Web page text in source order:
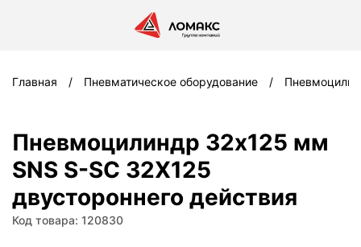
Главная Пневматическое оборудование
Пневмоцилиндр 32x125 мм
SNS S-SC 32X125
двустороннего действия
Код товара: 120830